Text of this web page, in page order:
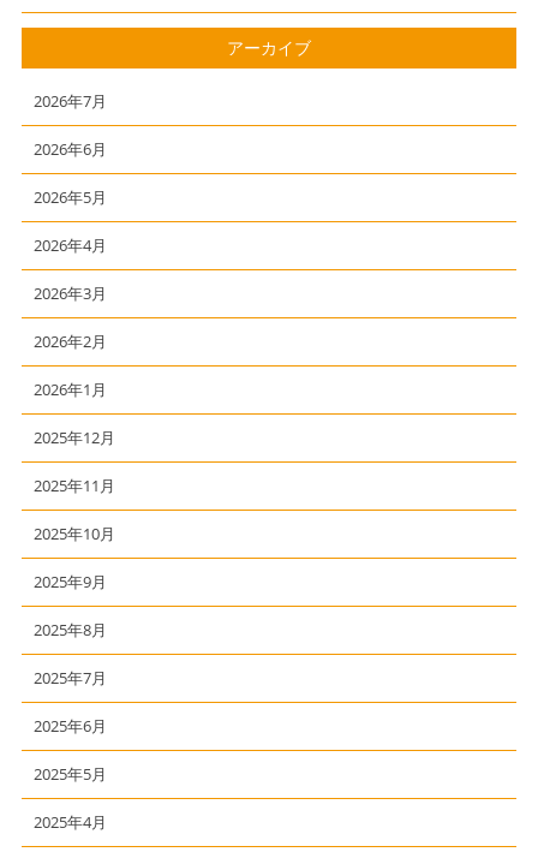
アーカイブ
2026年7月
2026年6月
2026年5月
2026年4月
2026年3月
2026年2月
2026年1月
2025年12月
2025年11月
2025年10月
2025年9月
2025年8月
2025年7月
2025年6月
2025年5月
2025年4月